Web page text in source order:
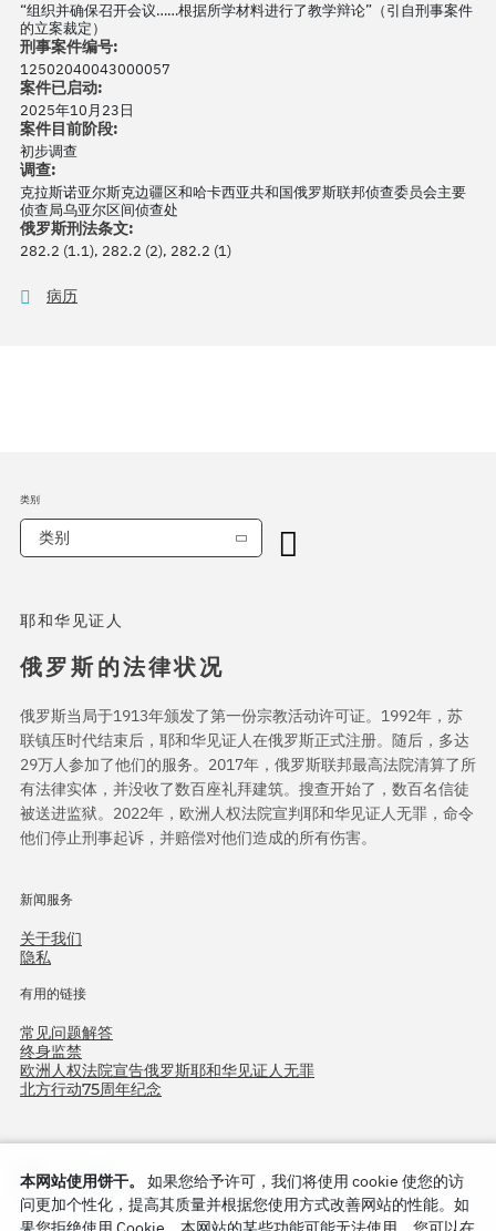
“组织并确保召开会议……根据所学材料进行了教学辩论”（引自刑事案件
的立案裁定）
刑事案件编号:
12502040043000057
案件已启动:
2025年10月23日
案件目前阶段:
初步调查
调查:
克拉斯诺亚尔斯克边疆区和哈卡西亚共和国俄罗斯联邦侦查委员会主要
侦查局乌亚尔区间侦查处
俄罗斯刑法条文:
282.2 (1.1), 282.2 (2), 282.2 (1)
病历
耶和华见证人
俄罗斯的法律状况
俄罗斯当局于1913年颁发了第一份宗教活动许可证。1992年，苏
联镇压时代结束后，耶和华见证人在俄罗斯正式注册。随后，多达
29万人参加了他们的服务。2017年，俄罗斯联邦最高法院清算了所
有法律实体，并没收了数百座礼拜建筑。搜查开始了，数百名信徒
被送进监狱。2022年，欧洲人权法院宣判耶和华见证人无罪，命令
他们停止刑事起诉，并赔偿对他们造成的所有伤害。
新闻服务
关于我们
隐私
有用的链接
常见问题解答
终身监禁
欧洲人权法院宣告俄罗斯耶和华见证人无罪
北方行动75周年纪念
类别
类别
本网站使用饼干。
如果您给予许可，我们将使用 cookie 使您的访
问更加个性化，提高其质量并根据您使用方式改善网站的性能。如